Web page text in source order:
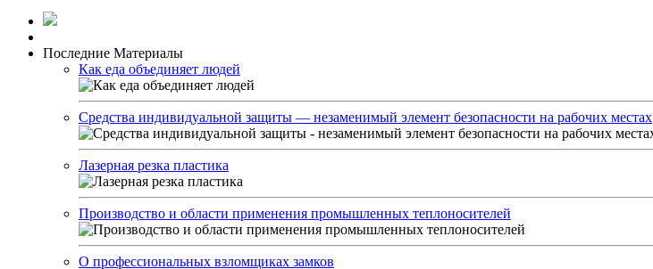
Последние Материалы
Как еда объединяет людей
Средства индивидуальной защиты — незаменимый элемент безопасности на рабочих местах
Лазерная резка пластика
Производство и области применения промышленных теплоносителей
О профессиональных взломщиках замков